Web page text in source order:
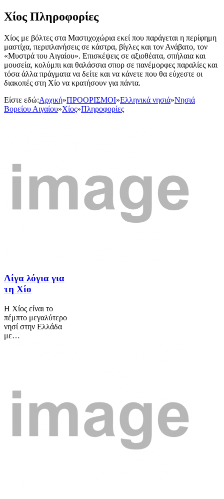
Χίος Πληροφορίες
Χίος με βόλτες στα Μαστιχοχώρια εκεί που παράγεται η περίφημη
μαστίχα, περιπλανήσεις σε κάστρα, βίγλες και τον Ανάβατο, τον
«Μυστρά του Αιγαίου». Επισκέψεις σε αξιοθέατα, σπήλαια και
μουσεία, κολύμπι και θαλάσσια σπορ σε πανέμορφες παραλίες και
τόσα άλλα πράγματα να δείτε και να κάνετε που θα εύχεστε οι
διακοπές στη Χίο να κρατήσουν για πάντα.
Είστε εδώ:Αρχική»ΠΡΟΟΡΙΣΜΟΙ»Ελληνικά νησιά»Νησιά
Βορείου Αιγαίου»Χίος»Πληροφορίες
Λίγα λόγια για
τη Χίο
Η Χίος είναι το
πέμπτο μεγαλύτερο
νησί στην Ελλάδα
με…